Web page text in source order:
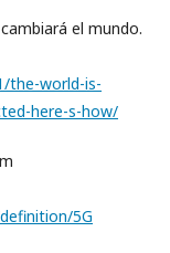
el mundo.
the-world-is-
here-s-how/
5G